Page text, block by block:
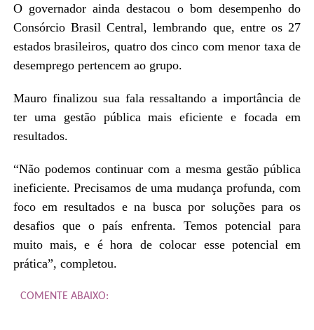
O governador ainda destacou o bom desempenho do
Consórcio Brasil Central, lembrando que, entre os 27
estados brasileiros, quatro dos cinco com menor taxa de
desemprego pertencem ao grupo.
Mauro finalizou sua fala ressaltando a importância de
ter uma gestão pública mais eficiente e focada em
resultados.
“Não podemos continuar com a mesma gestão pública
ineficiente. Precisamos de uma mudança profunda, com
foco em resultados e na busca por soluções para os
desafios que o país enfrenta. Temos potencial para
muito mais, e é hora de colocar esse potencial em
prática”, completou.
COMENTE ABAIXO: